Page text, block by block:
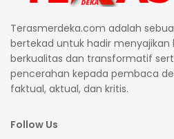
Terasmerdeka.com adalah
bertekad untuk hadir
berkualitas dan transformatif
pencerahan kepada pembaca
faktual, aktual, dan kritis.
Follow Us